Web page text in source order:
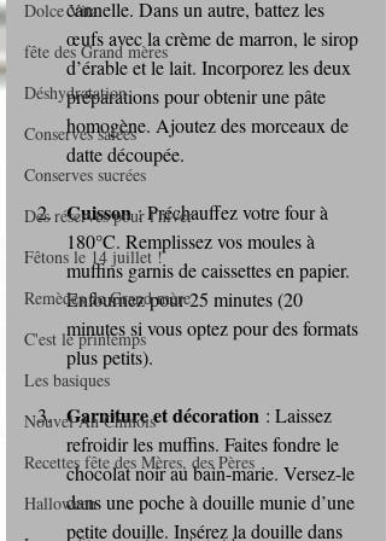
Dolce Vita
fête des Grand mères
Déshydratation
Conserves salées
Conserves sucrées
Des réserves pour l'hiver
Fêtons le 14 juillet !
Remèdes de Grand mère
C'est le printemps
Les basiques
Nouvel An Chinois
Recettes fête des Mères, des Pères
Halloween
cannelle. Dans un autre, battez les
œufs avec la crème de marron, le sirop
d’érable et le lait. Incorporez les deux
préparations pour obtenir une pâte
homogène. Ajoutez des morceaux de
datte découpée.
Cuisson : Préchauffez votre four à
180°C. Remplissez vos moules à
muffins garnis de caissettes en papier.
Enfournez pour 25 minutes (20
minutes si vous optez pour des formats
plus petits).
Garniture et décoration : Laissez
refroidir les muffins. Faites fondre le
chocolat noir au bain-marie. Versez-le
dans une poche à douille munie d’une
petite douille. Insérez la douille dans